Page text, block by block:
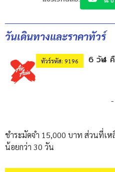
วันเดินทางและราคาทัวร์
ทัวร์รหัส: 9196 6 วัน
4
-
ชำระมัดจำ 15,000 บาท ส่วนที่เ
น้อยกว่า 30 วัน